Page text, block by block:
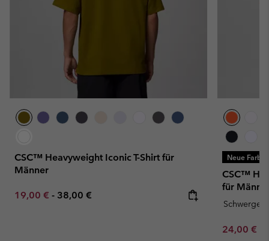
CSC™ Heavyweight Iconic T-Shirt für
Männer
Minimum sale price:
19,00 € - Maximum price:
38,00 €
Neue
CSC™
für
Minimum
24,00 €